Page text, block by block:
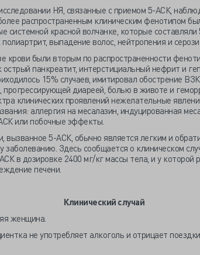
НЯ, связанные с приемом 5-АСК,
распространенным клиническим фенотипом
системной красной волчанке, которые
выпадение волос, нейтропения и
крови были вторым по распространенности
панкреатит, интерстициальный нефрит и
15% случаев, имитировал обострение
прогрессирующей диареей, болью в животе и
клинических проявлений нежелательные
аллергия на месалазин, индуцированная
или побочные эффекты.
вызванное 5-АСК, обычно является легким и
заболеванию. Здесь сообщается о клиническом
в дозировке 2400 мг/кг массы тела, и у которой
печени.
Клинический случай
женщина.
не употребляет алкоголь и отрицает